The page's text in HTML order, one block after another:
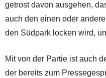
getrost davon ausgehen,
auch den einen oder
den Südpark locken wird,
Mit von der Partie ist auch
der bereits zum